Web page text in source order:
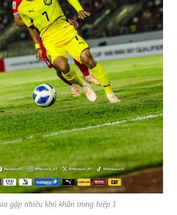
gặp nhiều khó khăn trong hiệp 1